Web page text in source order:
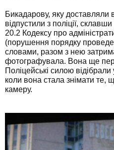
Бикадарову, яку
відпустили з поліції,
20.2 Кодексу про
(порушення порядку
словами, разом з нею
фотографувала. Вона ще
Поліцейські силою
коли вона стала знімати те,
камеру.